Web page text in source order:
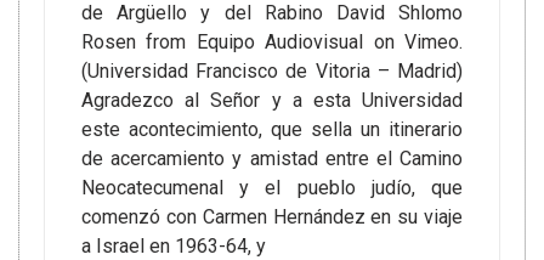
de Argüello y del Rabino David Shlomo
Rosen from Equipo Audiovisual on Vimeo.
(Universidad Francisco de Vitoria – Madrid)
Agradezco al Señor y a esta Universidad
este acontecimiento, que sella un itinerario
de acercamiento y amistad entre el Camino
Neocatecumenal y el pueblo judío, que
comenzó con Carmen Hernández en su viaje
a Israel en 1963-64, y